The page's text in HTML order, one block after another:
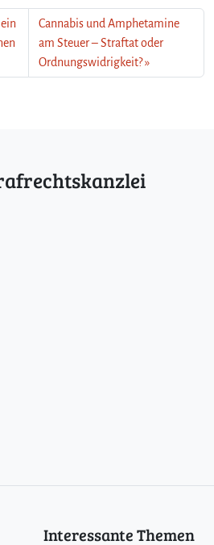
Cannabis und Amphetamine
am Steuer – Straftat oder
Ordnungswidrigkeit?
Interessante Themen